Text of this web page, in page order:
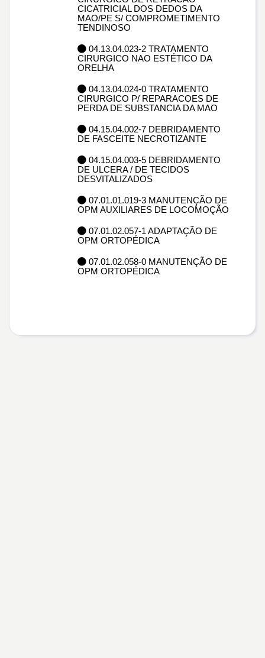
CICATRICIAL DOS DEDOS DA
MAO/PE S/ COMPROMETIMENTO
TENDINOSO
04.13.04.023-2 TRATAMENTO
CIRURGICO NAO ESTÉTICO DA
ORELHA
04.13.04.024-0 TRATAMENTO
CIRURGICO P/ REPARACOES DE
PERDA DE SUBSTANCIA DA MAO
04.15.04.002-7 DEBRIDAMENTO
DE FASCEITE NECROTIZANTE
04.15.04.003-5 DEBRIDAMENTO
DE ULCERA / DE TECIDOS
DESVITALIZADOS
07.01.01.019-3 MANUTENÇÃO DE
OPM AUXILIARES DE LOCOMOÇÃO
07.01.02.057-1 ADAPTAÇÃO DE
OPM ORTOPÉDICA
07.01.02.058-0 MANUTENÇÃO DE
OPM ORTOPÉDICA